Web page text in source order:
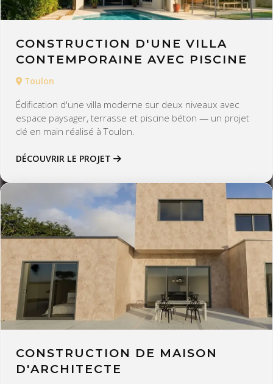
CONSTRUCTION D'UNE VILLA
CONTEMPORAINE AVEC PISCINE
Toulon
Édification d'une villa moderne sur deux niveaux avec
espace paysager, terrasse et piscine béton — un projet
clé en main réalisé à Toulon.
DÉCOUVRIR LE PROJET
CONSTRUCTION DE MAISON
D'ARCHITECTE